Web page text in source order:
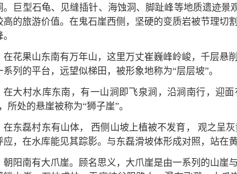
。巨型石龟、见缝插针、海蚀洞、脚趾峰等地质遗迹
高的旅游价值。在鬼石崖西侧，坚硬的变质岩被节理切
在花果山东南有万年山，这里万丈崔巍峰岭峻，千层悬
系列的平台，远望似梯田，被形象地称为“层层坡”。
在大村水库东南，有一山涧即飞泉涧，沿涧南行，迎
所处的悬崖被称为“狮子崖”。
在东磊村东有山体， 西侧山坡上植被不发育， 观之呈
应，在水库能见其踪影。与东磊滑坡体形成对照，站在
朝阳南有大爪崖。顾名思义，大爪崖是由一系列的山崖